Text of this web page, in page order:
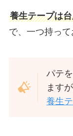
養生テープは
で、一つ持って
パテ
ます
養生